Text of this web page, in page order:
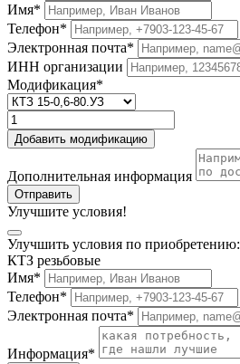
Имя*
Телефон*
Электронная почта*
ИНН организации
Модификация*
Добавить модификацию
Дополнительная информация
Отправить
Улучшите условия!
Улучшить условия по приобретению:
КТЗ резьбовые
Имя*
Телефон*
Электронная почта*
Информация*